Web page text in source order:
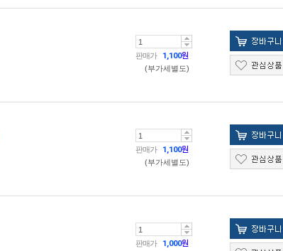
판매가 1,100원
(부가세별도)
판매가 1,100원
(부가세별도)
판매가 1,000원